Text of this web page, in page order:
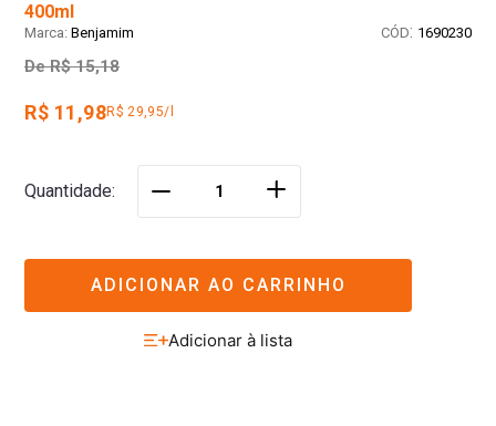
400ml
Benjamim : 1690230
De R$ 15,18
R$ 11,98R$ 29,95/l
Quantidade ＋
ADICIONAR AO CARRINHO